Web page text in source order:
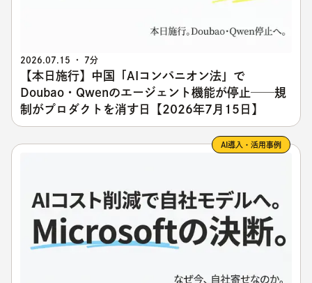
2026.07.15 ・ 7分
【本日施行】中国「AIコンパニオン法」で
Doubao・Qwenのエージェント機能が停止──規
制がプロダクトを消す日【2026年7月15日】
AI導入・活用事例